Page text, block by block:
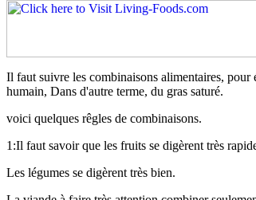
Il faut suivre les combinaisons alimentaires,
humain, Dans d'autre terme, du gras saturé.
voici quelques rêgles de combinaisons.
1:Il faut savoir que les fruits se digèrent très
Les légumes se digèrent très bien.